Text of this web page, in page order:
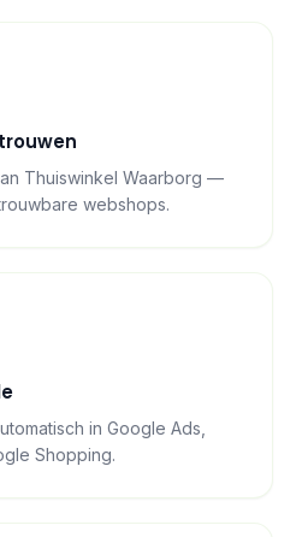
Thuiswinkel Waarborg —
webshops.
in Google Ads,
Shopping.